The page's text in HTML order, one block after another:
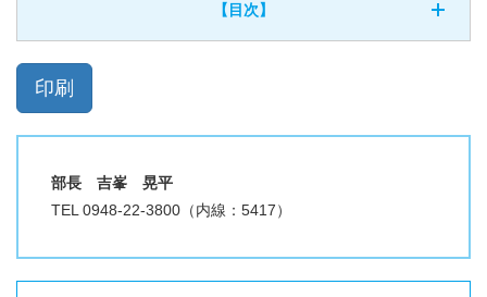
【目次】
部長 吉峯 晃平
TEL 0948-22-3800（内線：5417）